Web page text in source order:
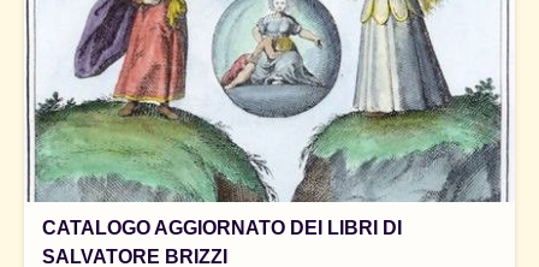
CATALOGO AGGIORNATO DEI LIBRI DI
SALVATORE BRIZZI